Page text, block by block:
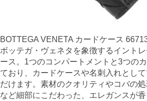
BOTTEGA VENETA カードケース
ボッテガ・ヴェネタを象徴するイント
ース。1つのコンパートメントと3つの
ており、カードケースや名刺入れとし
だけます。素材のクオリティやコバの
など細部にこだわった、エレガンスが